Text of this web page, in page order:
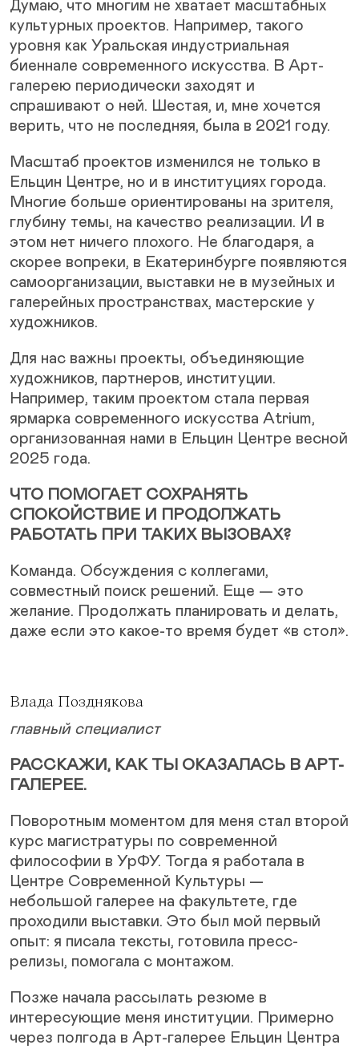
Думаю, что многим не хватает масштабных
культурных проектов. Например, такого
уровня как Уральская индустриальная
биеннале современного искусства. В Арт-
галерею периодически заходят и
спрашивают о ней. Шестая, и, мне хочется
верить, что не последняя, была в 2021 году.
Масштаб проектов изменился не только в
Ельцин Центре, но и в институциях города.
Многие больше ориентированы на зрителя,
глубину темы, на качество реализации. И в
этом нет ничего плохого. Не благодаря, а
скорее вопреки, в Екатеринбурге появляются
самоорганизации, выставки не в музейных и
галерейных пространствах, мастерские у
художников.
Для нас важны проекты, объединяющие
художников, партнеров, институции.
Например, таким проектом стала первая
ярмарка современного искусства Atrium,
организованная нами в Ельцин Центре весной
2025 года.
ЧТО ПОМОГАЕТ СОХРАНЯТЬ
СПОКОЙСТВИЕ И ПРОДОЛЖАТЬ
РАБОТАТЬ ПРИ ТАКИХ ВЫЗОВАХ?
Команда. Обсуждения с коллегами,
совместный поиск решений. Еще — это
желание. Продолжать планировать и делать,
даже если это какое-то время будет «в стол».
Влада Позднякова
главный специалист
РАССКАЖИ, КАК ТЫ ОКАЗАЛАСЬ В АРТ-
ГАЛЕРЕЕ.
Поворотным моментом для меня стал второй
курс магистратуры по современной
философии в УрФУ. Тогда я работала в
Центре Современной Культуры —
небольшой галерее на факультете, где
проходили выставки. Это был мой первый
опыт: я писала тексты, готовила пресс-
релизы, помогала с монтажом.
Позже начала рассылать резюме в
интересующие меня институции. Примерно
через полгода в Арт-галерее Ельцин Центра